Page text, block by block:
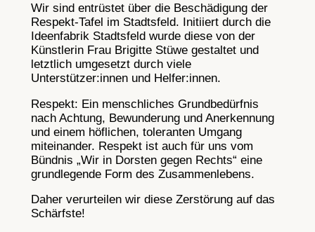
Wir sind entrüstet über die Beschädigung der
Respekt-Tafel im Stadtsfeld. Initiiert durch die
Ideenfabrik Stadtsfeld wurde diese von der
Künstlerin Frau Brigitte Stüwe gestaltet und
letztlich umgesetzt durch viele
Unterstützer:innen und Helfer:innen.
Respekt: Ein menschliches Grundbedürfnis
nach Achtung, Bewunderung und Anerkennung
und einem höflichen, toleranten Umgang
miteinander. Respekt ist auch für uns vom
Bündnis „Wir in Dorsten gegen Rechts“ eine
grundlegende Form des Zusammenlebens.
Daher verurteilen wir diese Zerstörung auf das
Schärfste!